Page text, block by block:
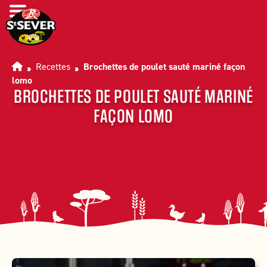
Aller au menu
Aller au contenu
Aller au pied de page
AccueilRecettes
Brochettes de poulet sauté mariné façon
lomo
BROCHETTES DE POULET SAUTÉ MARINÉ
FAÇON LOMO